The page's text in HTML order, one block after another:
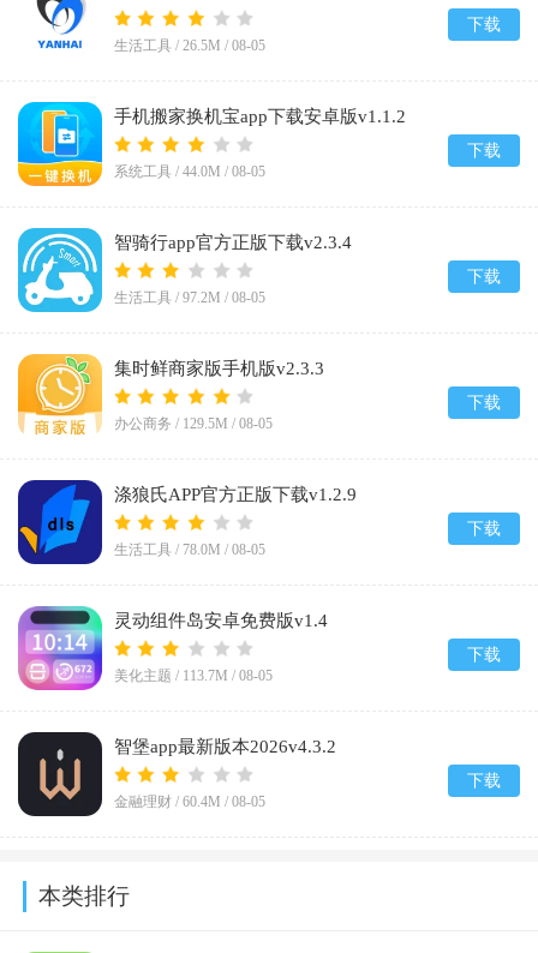
生活工具 / 26.5M / 08-05
下载
手机搬家换机宝app下载安卓版v1.1.2
系统工具 / 44.0M / 08-05
下载
智骑行app官方正版下载v2.3.4
生活工具 / 97.2M / 08-05
下载
集时鲜商家版手机版v2.3.3
办公商务 / 129.5M / 08-05
下载
涤狼氏APP官方正版下载v1.2.9
生活工具 / 78.0M / 08-05
下载
灵动组件岛安卓免费版v1.4
美化主题 / 113.7M / 08-05
下载
智堡app最新版本2026v4.3.2
金融理财 / 60.4M / 08-05
下载
本类排行